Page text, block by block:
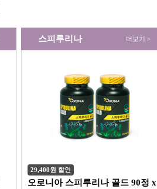
스피루리나 더보기 >
29,400원 할인
오로니아 스피루리나 골드 90정 x